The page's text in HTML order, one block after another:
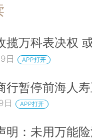
揽万科表决权
日 APP打开
行暂停前海人
日 APP打开
明：未用万能